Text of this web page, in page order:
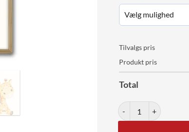
Tilvalgs pris
Produkt pris
Total
Smiling Giraffe antal